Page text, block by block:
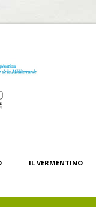
IL VERMENTINO